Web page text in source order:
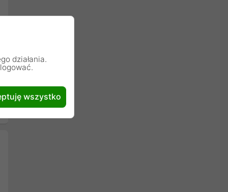
działania.
wszystko